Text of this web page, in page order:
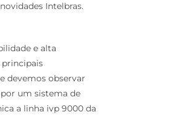
Intelbras.
e alta
principais
devemos observar
um sistema de
a linha ivp 9000 da